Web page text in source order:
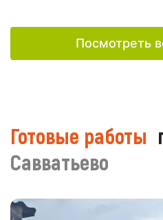
Посмотреть
Готовые работы
Савватьево